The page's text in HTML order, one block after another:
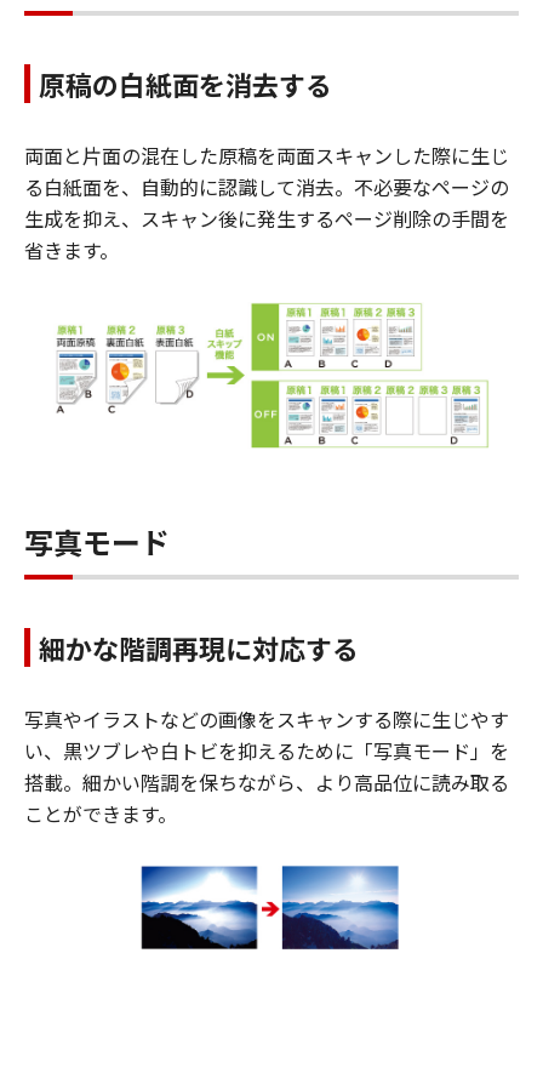
原稿の白紙面を消去する
両面と片面の混在した原稿を両面スキャンした際に生じ
る白紙面を、自動的に認識して消去。不必要なページの
生成を抑え、スキャン後に発生するページ削除の手間を
省きます。
写真モード
細かな階調再現に対応する
写真やイラストなどの画像をスキャンする際に生じやす
い、黒ツブレや白トビを抑えるために「写真モード」を
搭載。細かい階調を保ちながら、より高品位に読み取る
ことができます。